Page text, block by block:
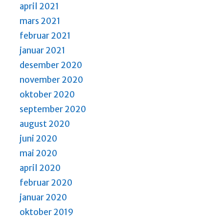
april 2021
mars 2021
februar 2021
januar 2021
desember 2020
november 2020
oktober 2020
september 2020
august 2020
juni 2020
mai 2020
april 2020
februar 2020
januar 2020
oktober 2019